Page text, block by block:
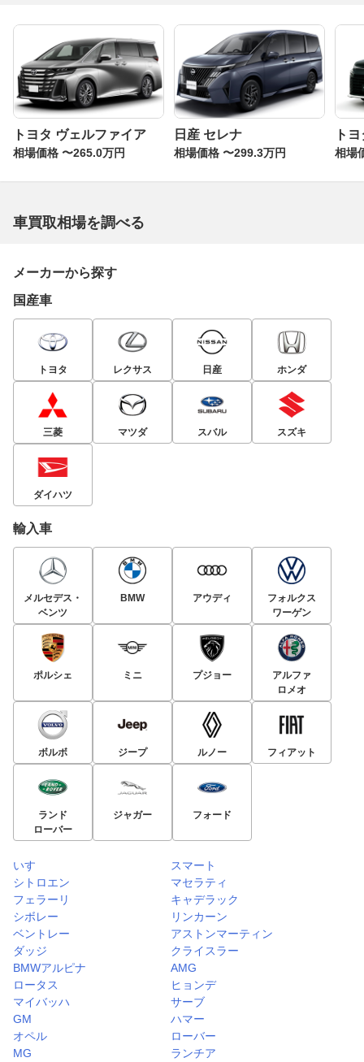
トヨタ ヴェルファイア
相場価格 〜265.0万円
日産 セレナ
相場価格 〜299.3万円
ト
相場
車買取相場を調べる
メーカーから探す
国産車
トヨタ レクサス 日産 ホンダ
三菱 マツダ スバル スズキ
ダイハツ
輸入車
メルセデス・
ベンツ
BMW アウディ
フォルクス
ワーゲン
ポルシェ ミニ プジョー
アルファ
ロメオ
ボルボ ジープ ルノー フィアット
ランド
ローバー
ジャガー フォード
いすゞ
スマート
シトロエン
マセラティ
フェラーリ
キャデラック
シボレー
リンカーン
ベントレー
アストンマーティン
ダッジ
クライスラー
BMWアルピナ
AMG
ロータス
ヒョンデ
マイバッハ
サーブ
GM
ハマー
オペル
ローバー
MG
ランチア